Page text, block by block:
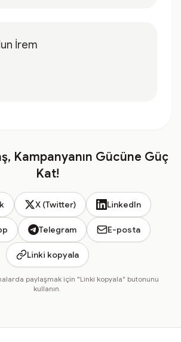
İrem
Kampanyanın Gücüne Güç
Kat!
X (Twitter) LinkedIn
Telegram E-posta
Linki kopyala
paylaşmak için "Linki kopyala" butonunu
kullanın.